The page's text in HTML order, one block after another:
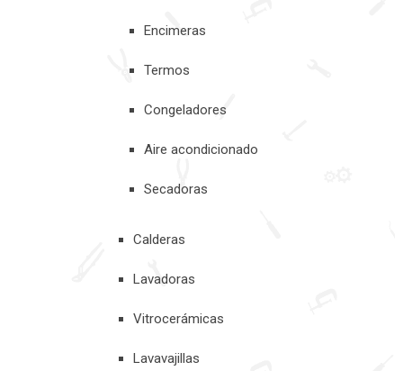
Encimeras
Termos
Congeladores
Aire acondicionado
Secadoras
Calderas
Lavadoras
Vitrocerámicas
Lavavajillas